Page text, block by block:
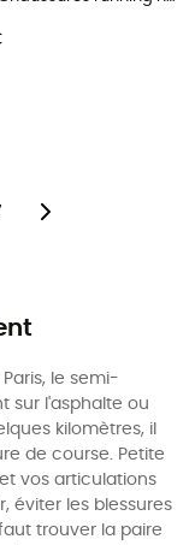
le semi-
sur l'asphalte ou
kilomètres, il
de course. Petite
vos articulations
éviter les blessures
trouver la paire